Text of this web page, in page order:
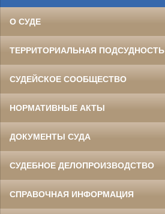
О СУДЕ
ТЕРРИТОРИАЛЬНАЯ ПОДСУДНОСТЬ
СУДЕЙСКОЕ СООБЩЕСТВО
НОРМАТИВНЫЕ АКТЫ
ДОКУМЕНТЫ СУДА
СУДЕБНОЕ ДЕЛОПРОИЗВОДСТВО
СПРАВОЧНАЯ ИНФОРМАЦИЯ